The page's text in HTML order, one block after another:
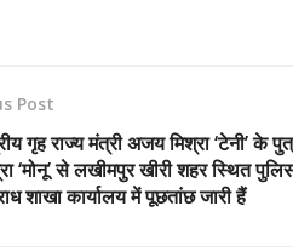
Post
गृह राज्य मंत्री अजय मिश्रा ‘टेनी’ के
‘मोनू’ से लखीमपुर खीरी शहर स्थित
शाखा कार्यालय में पूछतांछ जारी हैं